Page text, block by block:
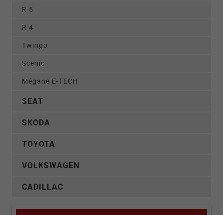
R 5
R 4
Twingo
Scenic
Mégane E-TECH
SEAT
SKODA
TOYOTA
VOLKSWAGEN
CADILLAC